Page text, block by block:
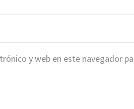
y web en este navegador